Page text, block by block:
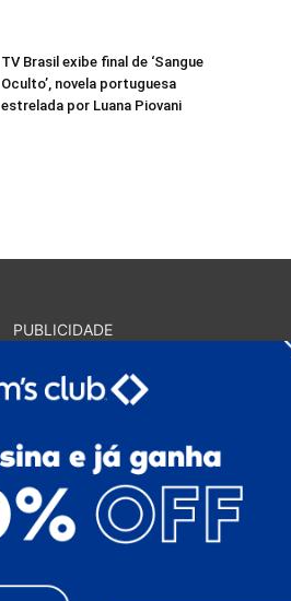
TV Brasil exibe final de ‘Sangue
Oculto’, novela portuguesa
estrelada por Luana Piovani
PUBLICIDADE